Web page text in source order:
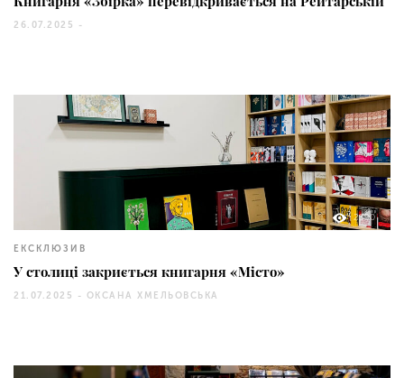
26.07.2025 -
2390
ЕКСКЛЮЗИВ
У столиці закриється книгарня «Місто»
21.07.2025 - ОКСАНА ХМЕЛЬОВСЬКА